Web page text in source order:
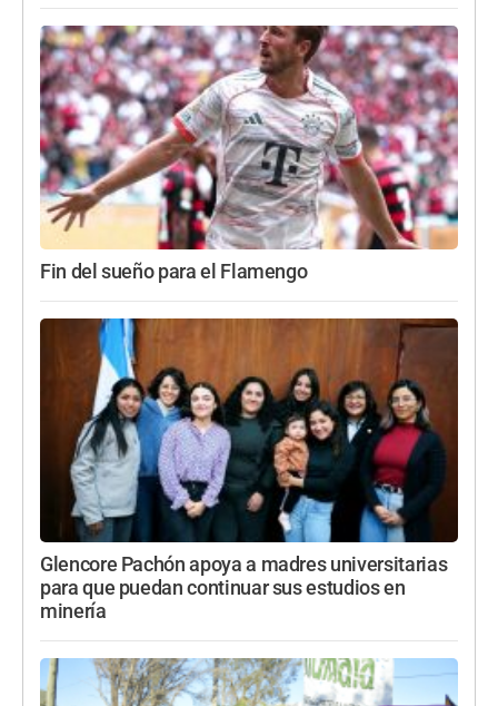
Fin del sueño para el Flamengo
Glencore Pachón apoya a madres universitarias
para que puedan continuar sus estudios en
minería